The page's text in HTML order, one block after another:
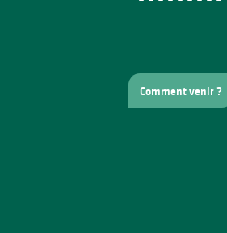
Comment venir ?